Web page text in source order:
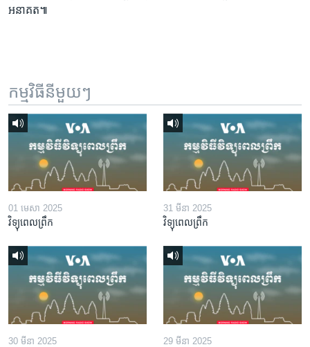
អនាគត៕
កម្មវិធី​នីមួយៗ
01 មេសា 2025
វិទ្យុពេលព្រឹក
31 មីនា 2025
វិទ្យុពេលព្រឹក
30 មីនា 2025 29 មីនា 2025